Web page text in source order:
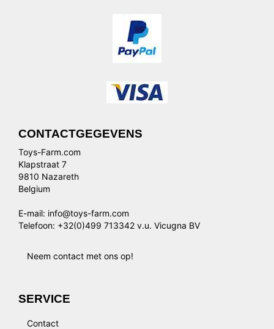
CONTACTGEGEVENS
Toys-Farm.com
Klapstraat 7
9810 Nazareth
Belgium
E-mail: info@toys-farm.com
Telefoon: +32(0)499 713342 v.u. Vicugna BV
Neem contact met ons op!
SERVICE
Contact